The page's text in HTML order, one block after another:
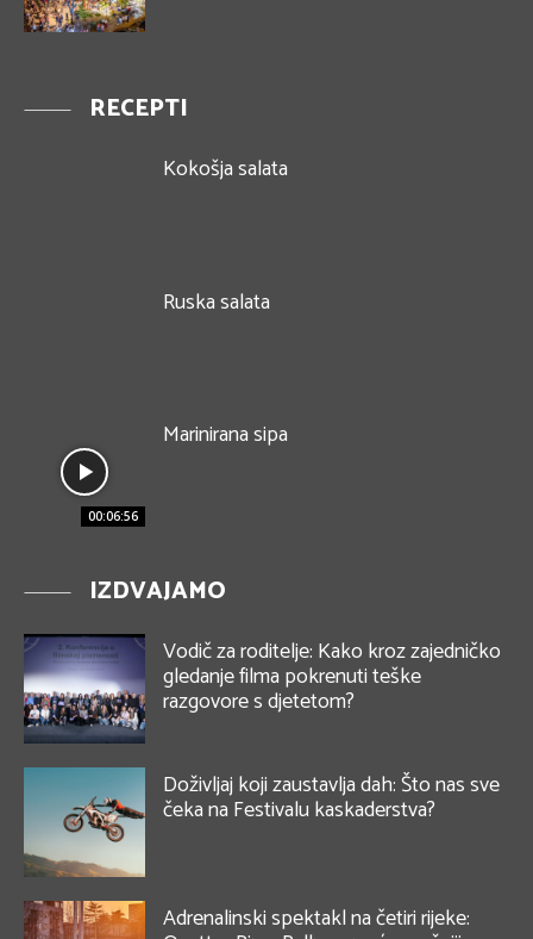
RECEPTI
Kokošja salata
Ruska salata
00:06:56
Marinirana sipa
IZDVAJAMO
Vodič za roditelje: Kako kroz zajedničko
gledanje filma pokrenuti teške
razgovore s djetetom?
Doživljaj koji zaustavlja dah: Što nas sve
čeka na Festivalu kaskaderstva?
Adrenalinski spektakl na četiri rijeke: